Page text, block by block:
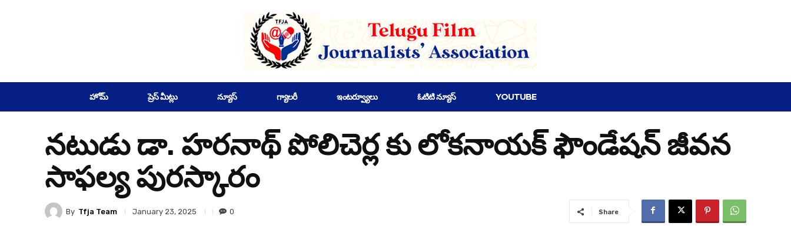
హోమ్ ప్రెస్ మీట్లు న్యూస్ గ్యాలరీ ఇంటర్వ్యూలు ఓటిటి న్యూస్ YOUTUBE
నటుడు డా. హరనాథ్ పోలిచెర్ల కు లోకనాయక్ ఫౌండేషన్ జీవన
సాఫల్య పురస్కారం
By Tfja Team January 23, 2025 0 Share